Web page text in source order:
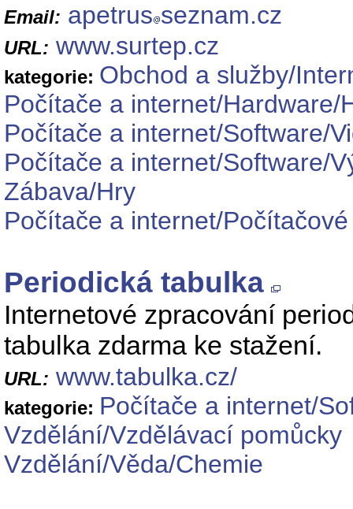
Email: apetrus seznam.cz
URL: www.surtep.cz
kategorie: Obchod a služby/
Počítače a internet/
Počítače a internet/Software/
Počítače a internet/Software/
Zábava/Hry
Počítače a internet/
Periodická tabulka
Internetové zpracování
tabulka zdarma ke stažení.
URL: www.tabulka.cz/
kategorie: Počítače a internet/
Vzdělání/Vzdělávací pomůcky
Vzdělání/Věda/Chemie